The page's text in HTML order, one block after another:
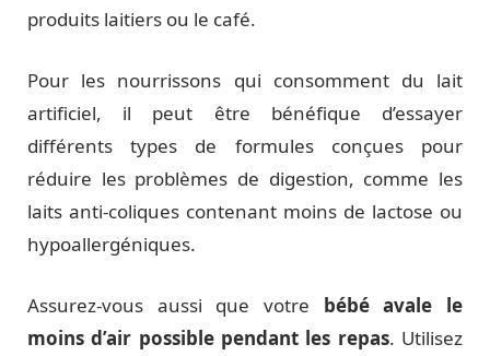
produits laitiers ou le café.
Pour les nourrissons qui consomment du lait
artificiel, il peut être bénéfique d’essayer
différents types de formules conçues pour
réduire les problèmes de digestion, comme les
laits anti-coliques contenant moins de lactose ou
hypoallergéniques.
Assurez-vous aussi que votre bébé avale le
moins d’air possible pendant les repas. Utilisez